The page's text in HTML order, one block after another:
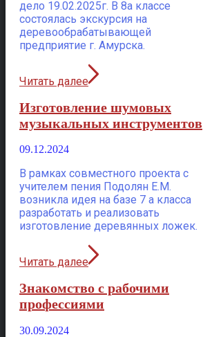
дело 19.02.2025г. В 8а классе
состоялась экскурсия на
деревообрабатывающей
предприятие г. Амурска.
Читать далее
Изготовление шумовых
музыкальных инструментов
09.12.2024
В рамках совместного проекта с
учителем пения Подолян Е.М.
возникла идея на базе 7 а класса
разработать и реализовать
изготовление деревянных ложек.
Читать далее
Знакомство с рабочими
профессиями
30.09.2024